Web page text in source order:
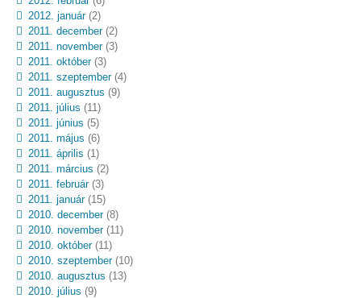
2012. január(2)
2011. december(2)
2011. november(3)
2011. október(3)
2011. szeptember(4)
2011. augusztus (9)
2011. július (11)
2011. június (5)
2011. május (6)
2011. április (1)
2011. március (2)
2011. február(3)
2011. január(15)
2010. december(8)
2010. november(11)
2010. október(11)
2010. szeptember(10)
2010. augusztus (13)
2010. július (9)